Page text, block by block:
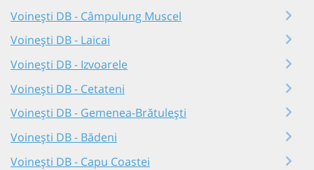
Voinești DB - Câmpulung Muscel
Voinești DB - Laicai
Voinești DB - Izvoarele
Voinești DB - Cetateni
Voinești DB - Gemenea-Brătulești
Voinești DB - Bădeni
Voinești DB - Capu Coastei